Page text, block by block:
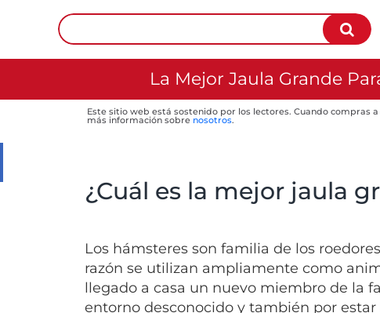
La Mejor Jaula Grande
Este sitio web está sostenido por los lectores. Cuando compras
más información sobre nosotros.
¿Cuál es la mejor jaula
Los hámsteres son familia de los
razón se utilizan ampliamente como
llegado a casa un nuevo miembro de la
entorno desconocido y también por